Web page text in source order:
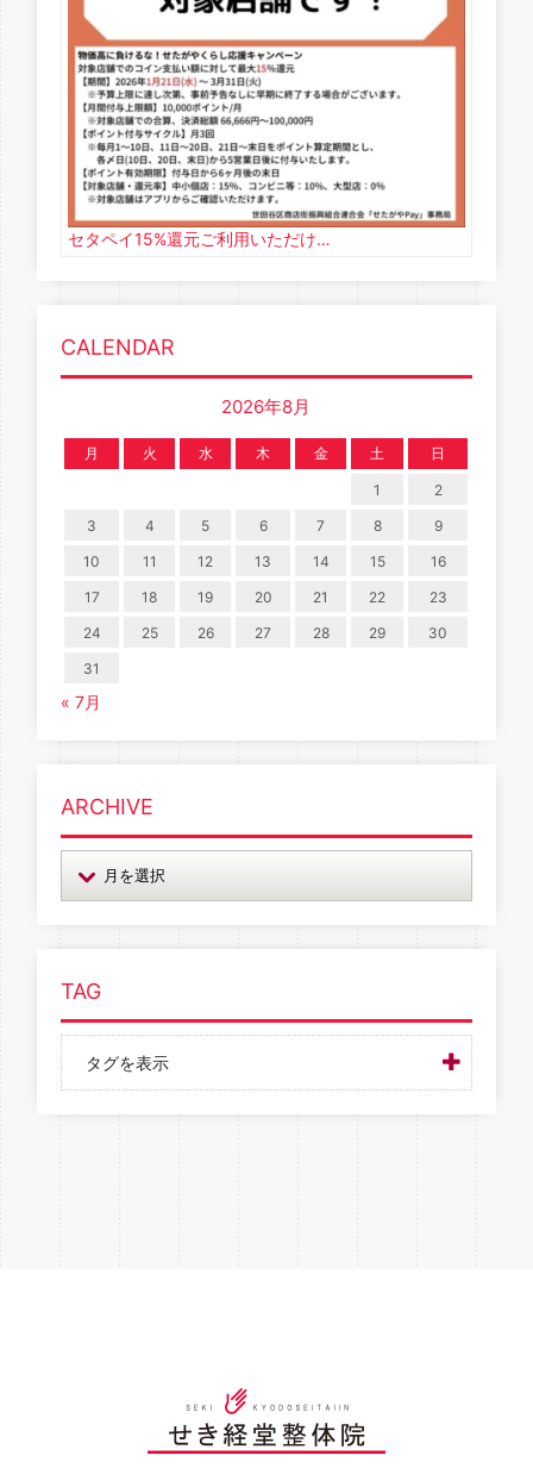
セタペイ15%還元ご利用いただけ…
CALENDAR
2026年8月
月 火 水 木 金 土 日
1
2
3
4 5 6 7 8
9
10
11 12 13 14 15
16
17
18 19 20 21 22
23
24
25 26 27 28 29
30
31
« 7月
ARCHIVE
TAG
タグを表示